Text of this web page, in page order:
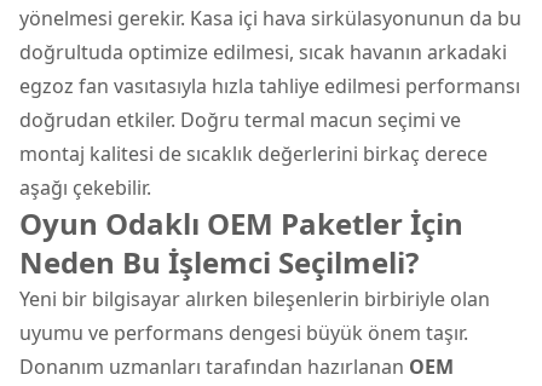
yönelmesi gerekir. Kasa içi hava sirkülasyonunun da bu
doğrultuda optimize edilmesi, sıcak havanın arkadaki
egzoz fan vasıtasıyla hızla tahliye edilmesi performansı
doğrudan etkiler. Doğru termal macun seçimi ve
montaj kalitesi de sıcaklık değerlerini birkaç derece
aşağı çekebilir.
Oyun Odaklı OEM Paketler İçin
Neden Bu İşlemci Seçilmeli?
Yeni bir bilgisayar alırken bileşenlerin birbiriyle olan
uyumu ve performans dengesi büyük önem taşır.
Donanım uzmanları tarafından hazırlanan OEM